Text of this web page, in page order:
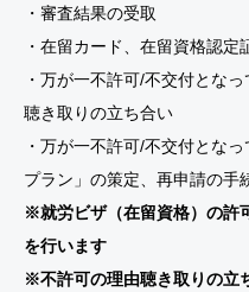
・審査結果の受取
・在留カード、在留資格認定
・万が一不許可/不交付とな
聴き取りの立ち合い
・万が一不許可/不交付とな
プラン」の策定、再申請の手
※就労ビザ（在留資格）の許
を行います
※不許可の理由聴き取りの立